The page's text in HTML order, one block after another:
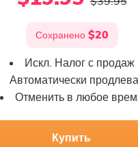
Сохранено $20
Искл. Налог с продаж
Автоматически
Отменить в любое
Купить